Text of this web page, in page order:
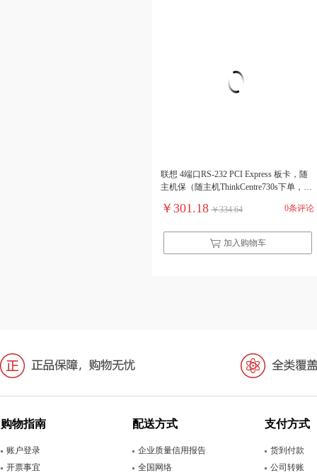
联想 4端口RS-232 PCI Express 板卡，随
主机保（随主机ThinkCentre730s下单，不
￥301.18 ￥334.64 0条评论
加入购物车
购物指南
账户登录
开票事宜
配送方式
企业质量信用报告
全国网络
支付方式
货到付款
公司转账